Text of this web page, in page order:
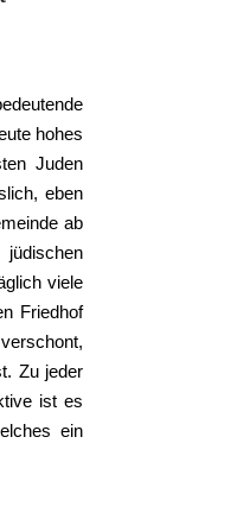
hohes
Juden
eben
ab
viele
Friedhof
Zu jeder
ist es
ein